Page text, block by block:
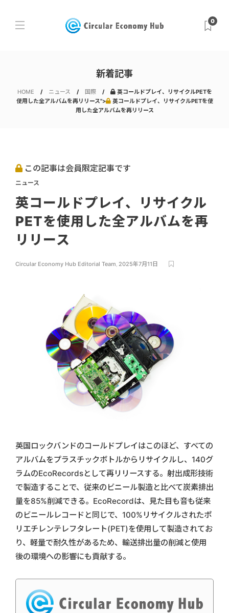
0
新着記事
HOME ニュース 国際
英コールドプレイ、リサイクルPETを
使用した全アルバムを再リリース">
英コールドプレイ、リサイクルPETを使
用した全アルバムを再リリース
この記事は会員限定記事です
ニュース
英コールドプレイ、リサイクル
PETを使用した全アルバムを再
リリース
Circular Economy Hub Editorial Team, 2025年7月11日
英国ロックバンドのコールドプレイはこのほど、すべての
アルバムをプラスチックボトルからリサイクルし、140グ
ラムのEcoRecordsとして再リリースする。射出成形技術
で製造することで、従来のビニール製造と比べて炭素排出
量を85%削減できる。EcoRecordは、見た目も音も従来
のビニールレコードと同じで、100%リサイクルされたポ
リエチレンテレフタレート(PET)を使用して製造されてお
り、軽量で耐久性があるため、輸送排出量の削減と使用
後の環境への影響にも貢献する。